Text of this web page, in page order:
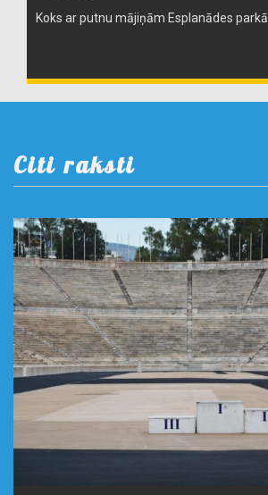
Koks ar putnu mājiņām Esplanādes parkā
Citi raksti